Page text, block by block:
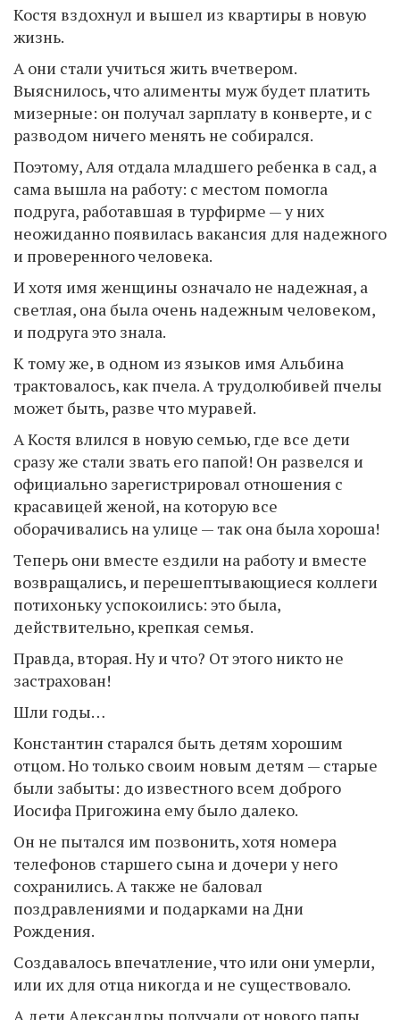
Костя вздохнул и вышел из квартиры в новую
жизнь.
А они стали учиться жить вчетвером.
Выяснилось, что алименты муж будет платить
мизерные: он получал зарплату в конверте, и с
разводом ничего менять не собирался.
Поэтому, Аля отдала младшего ребенка в сад, а
сама вышла на работу: с местом помогла
подруга, работавшая в турфирме — у них
неожиданно появилась вакансия для надежного
и проверенного человека.
И хотя имя женщины означало не надежная, а
светлая, она была очень надежным человеком,
и подруга это знала.
К тому же, в одном из языков имя Альбина
трактовалось, как пчела. А трудолюбивей пчелы
может быть, разве что муравей.
А Костя влился в новую семью, где все дети
сразу же стали звать его папой! Он развелся и
официально зарегистрировал отношения с
красавицей женой, на которую все
оборачивались на улице — так она была хороша!
Теперь они вместе ездили на работу и вместе
возвращались, и перешептывающиеся коллеги
потихоньку успокоились: это была,
действительно, крепкая семья.
Правда, вторая. Ну и что? От этого никто не
застрахован!
Шли годы…
Константин старался быть детям хорошим
отцом. Но только своим новым детям — старые
были забыты: до известного всем доброго
Иосифа Пригожина ему было далеко.
Он не пытался им позвонить, хотя номера
телефонов старшего сына и дочери у него
сохранились. А также не баловал
поздравлениями и подарками на Дни
Рождения.
Создавалось впечатление, что или они умерли,
или их для отца никогда и не существовало.
А дети Александры получали от нового папы